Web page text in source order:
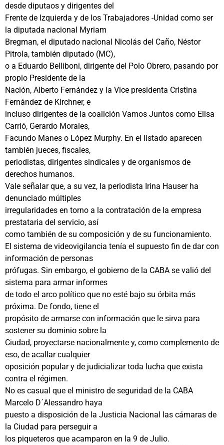
desde diputaos y dirigentes del
Frente de Izquierda y de los Trabajadores -Unidad como ser
la diputada nacional Myriam
Bregman, el diputado nacional Nicolás del Caño, Néstor
Pitrola, también diputado (MC),
o a Eduardo Belliboni, dirigente del Polo Obrero, pasando por
propio Presidente de la
Nación, Alberto Fernández y la Vice presidenta Cristina
Fernández de Kirchner, e
incluso dirigentes de la coalición Vamos Juntos como Elisa
Carrió, Gerardo Morales,
Facundo Manes o López Murphy. En el listado aparecen
también jueces, fiscales,
periodistas, dirigentes sindicales y de organismos de
derechos humanos.
Vale señalar que, a su vez, la periodista Irina Hauser ha
denunciado múltiples
irregularidades en torno a la contratación de la empresa
prestataria del servicio, así
como también de su composición y de su funcionamiento.
El sistema de videovigilancia tenía el supuesto fin de dar con
información de personas
prófugas. Sin embargo, el gobierno de la CABA se valió del
sistema para armar informes
de todo el arco político que no esté bajo su órbita más
próxima. De fondo, tiene el
propósito de armarse con información que le sirva para
sostener su dominio sobre la
Ciudad, proyectarse nacionalmente y, como complemento de
eso, de acallar cualquier
oposición popular y de judicializar toda lucha que exista
contra el régimen.
No es casual que el ministro de seguridad de la CABA
Marcelo D´Alessandro haya
puesto a disposición de la Justicia Nacional las cámaras de
la Ciudad para perseguir a
los piqueteros que acamparon en la 9 de Julio.